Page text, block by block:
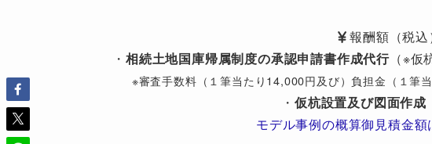
報酬額（税込
・相続土地国庫帰属制度の承認申請書作成代行 （※
※審査手数料（１筆当たり14,000円及び）負担金（１筆
・ 仮杭設置及び図面作成
モデル事例の概算御見積金額